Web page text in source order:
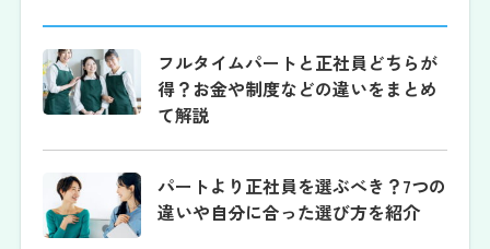
フルタイムパートと正社員どちらが
得？お金や制度などの違いをまとめ
て解説
パートより正社員を選ぶべき？7つの
違いや自分に合った選び方を紹介